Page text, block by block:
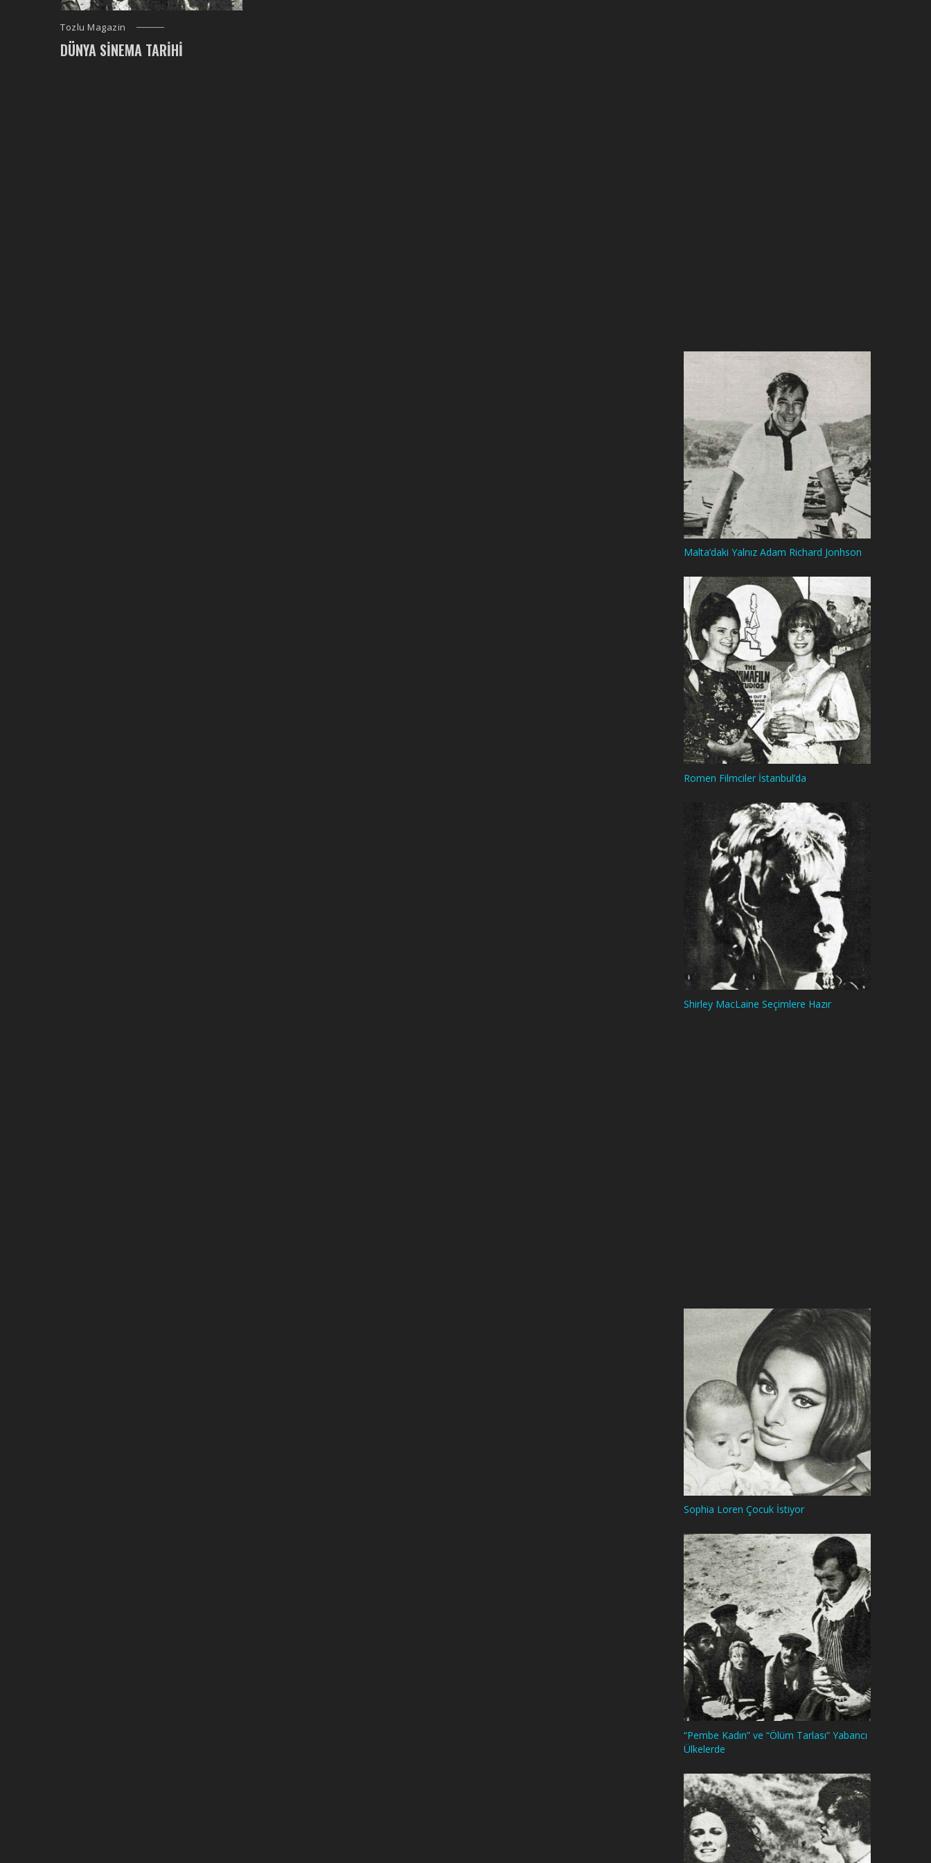
Tozlu Magazin
DÜNYA SINEMA TARIHI
Malta’daki Yalnız Adam Richard Jonhson
Romen Filmciler İstanbul’da
Shirley MacLaine Seçimlere Hazır
Sophia Loren Çocuk İstiyor
“Pembe Kadın” ve “Ölüm Tarlası” Yabancı
Ülkelerde